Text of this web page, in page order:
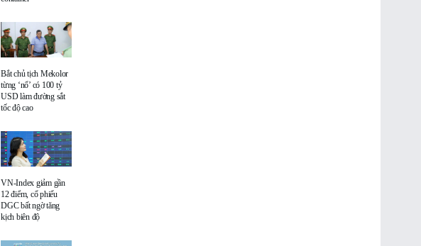
Bắt chủ tịch Mekolor
từng ‘nổ’ có 100 tỷ
USD làm đường sắt
tốc độ cao
VN-Index giảm gần
12 điểm, cổ phiếu
DGC bất ngờ tăng
kịch biên độ